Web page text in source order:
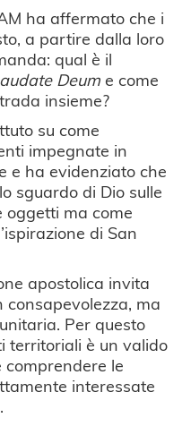
ha affermato che i
a partire dalla loro
qual è il
Deum e come
insieme?
su come
impegnate in
e ha evidenziato che
sguardo di Dio sulle
oggetti ma come
di San
apostolica invita
ma
Per questo
territoriali è un valido
le
interessate